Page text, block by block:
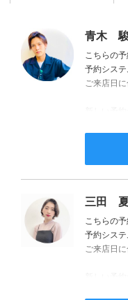
青木
こちらの
予約システ
ご来店日に
新しい予
おすすめ
デジタル
ヘアカラ
諦めていた
を安心し
に考え、丁
供してお
【アジュ
三田
こちらの
予約システ
ご来店日に
新しい予